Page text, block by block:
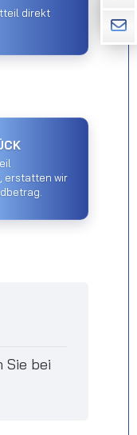
direkt
erstatten wir
Sie bei